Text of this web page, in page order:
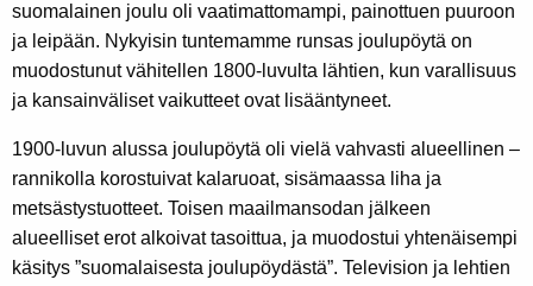
suomalainen joulu oli vaatimattomampi, painottuen puuroon
ja leipään. Nykyisin tuntemamme runsas joulupöytä on
muodostunut vähitellen 1800-luvulta lähtien, kun varallisuus
ja kansainväliset vaikutteet ovat lisääntyneet.
1900-luvun alussa joulupöytä oli vielä vahvasti alueellinen –
rannikolla korostuivat kalaruoat, sisämaassa liha ja
metsästystuotteet. Toisen maailmansodan jälkeen
alueelliset erot alkoivat tasoittua, ja muodostui yhtenäisempi
käsitys ”suomalaisesta joulupöydästä”. Television ja lehtien